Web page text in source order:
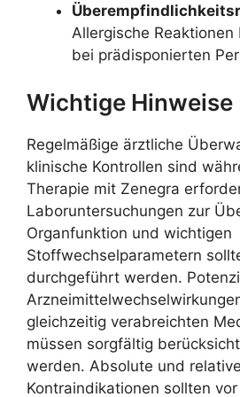
Allergische Reaktionen
bei prädisponierten
Wichtige Hinweise
Regelmäßige ärztliche
klinische Kontrollen sind
Therapie mit Zenegra
Laboruntersuchungen zur
Organfunktion und wichtigen
Stoffwechselparametern
durchgeführt werden.
gleichzeitig verabreichten
müssen sorgfältig
werden. Absolute und relative
Kontraindikationen sollten